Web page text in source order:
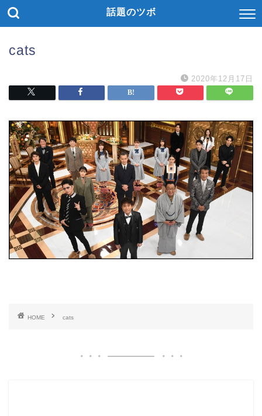
話題のツボ
cats
2020年12月17日
HOME cats